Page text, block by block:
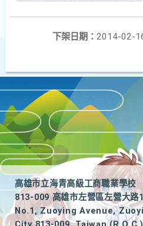
下架日期： 2014-02-
高雄市立海青高級工商職業學校
813-009 高雄市左營區左營大路
No.1, Zuoying Avenue,